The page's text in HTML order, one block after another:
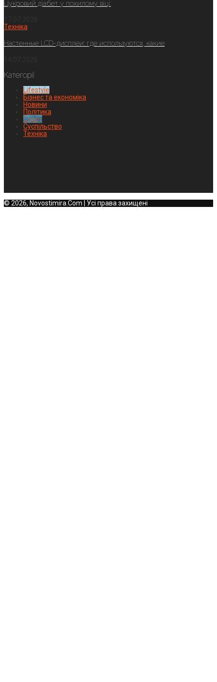
Цукровий діабет у похилому віці:
Техніка
Настенные LCD-дисплеи: где используются, какие
Категорії
Lifestyle
Бізнес та економіка
Новини
Політика
Спорт
Суспільство
Техніка
© 2026, Novostimira.Com | Усі права захищені